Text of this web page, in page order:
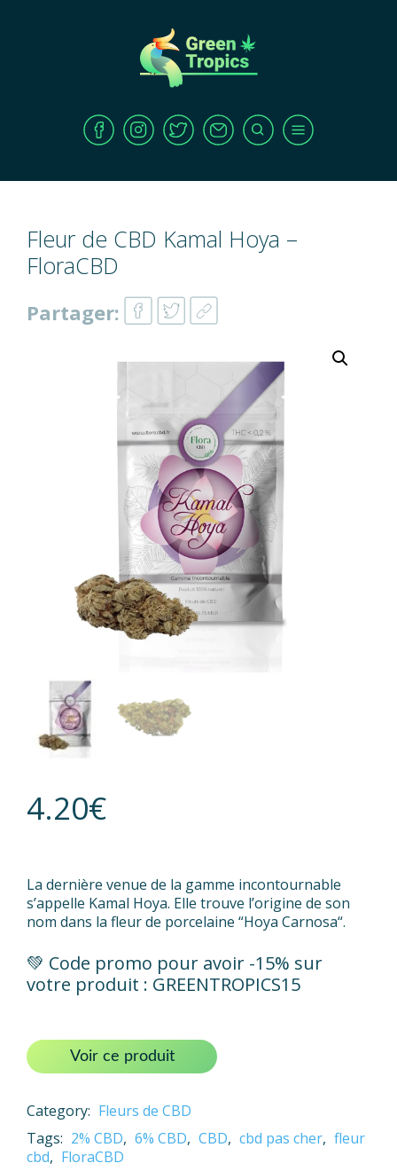
Fleur de CBD Kamal Hoya –
FloraCBD
Partager:
4.20€
La dernière venue de la gamme incontournable
s’appelle Kamal Hoya. Elle trouve l’origine de son
nom dans la fleur de porcelaine “Hoya Carnosa“.
💚 Code promo pour avoir -15% sur
votre produit : GREENTROPICS15
Voir ce produit
Category: Fleurs de CBD
Tags: 2% CBD, 6% CBD, CBD, cbd pas cher, fleur
cbd, FloraCBD